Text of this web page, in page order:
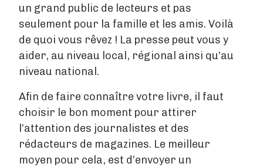
Créer un compte
un grand public de lecteurs et pas
seulement pour la famille et les amis. Voilà
de quoi vous rêvez ! La presse peut vous y
aider, au niveau local, régional ainsi qu’au
niveau national.
Afin de faire connaître votre livre, il faut
choisir le bon moment pour attirer
l’attention des journalistes et des
rédacteurs de magazines. Le meilleur
moyen pour cela, est d’envoyer un